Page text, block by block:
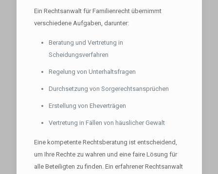
Ein Rechtsanwalt für Familienrecht übernimmt
verschiedene Aufgaben, darunter:
Beratung und Vertretung in
Scheidungsverfahren
Regelung von Unterhaltsfragen
Durchsetzung von Sorgerechtsansprüchen
Erstellung von Eheverträgen
Vertretung in Fällen von häuslicher Gewalt
Eine kompetente Rechtsberatung ist entscheidend,
um Ihre Rechte zu wahren und eine faire Lösung für
alle Beteiligten zu finden. Ein erfahrener Rechtsanwalt